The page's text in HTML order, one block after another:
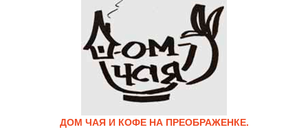
ДОМ ЧАЯ И КОФЕ НА ПРЕОБРАЖЕНКЕ.